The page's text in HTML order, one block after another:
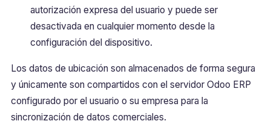
autorización expresa del usuario y puede ser
desactivada en cualquier momento desde la
configuración del dispositivo.
Los datos de ubicación son almacenados de forma segura
y únicamente son compartidos con el servidor Odoo ERP
configurado por el usuario o su empresa para la
sincronización de datos comerciales.